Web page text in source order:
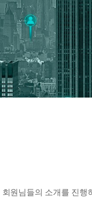
회원님들의 소개를 진행